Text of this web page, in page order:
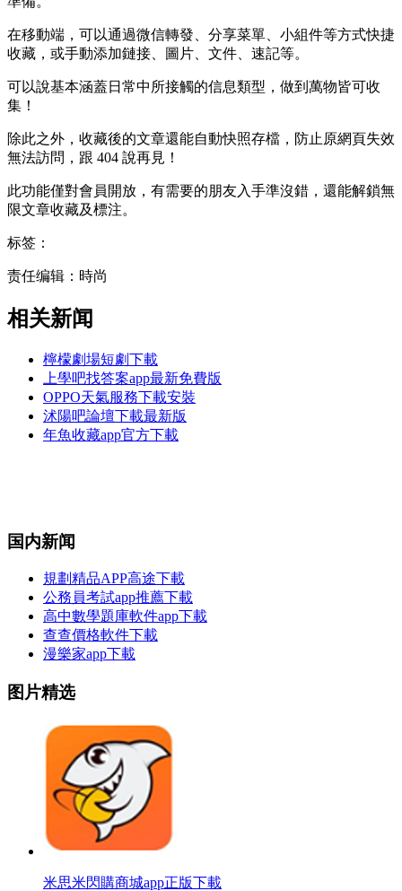
在移動端，可以通過微信轉發、分享菜單、小組件等方式快捷
收藏，或手動添加鏈接、圖片、文件、速記等。
可以說基本涵蓋日常中所接觸的信息類型，做到萬物皆可收
集！
除此之外，收藏後的文章還能自動快照存檔，防止原網頁失效
無法訪問，跟 404 說再見！
此功能僅對會員開放，有需要的朋友入手準沒錯，還能解鎖無
限文章收藏及標注。
标签：
责任编辑：時尚
相关新闻
檸檬劇場短劇下載
上學吧找答案app最新免費版
OPPO天氣服務下載安裝
沭陽吧論壇下載最新版
年魚收藏app官方下載
国内新闻
規劃精品APP高途下載
公務員考試app推薦下載
高中數學題庫軟件app下載
查查價格軟件下載
漫樂家app下載
图片精选
米思米閃購商城app正版下載